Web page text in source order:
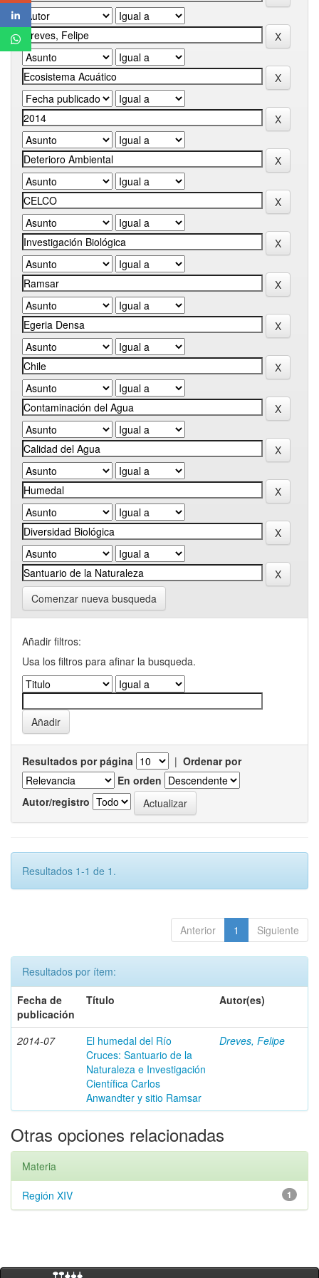
Comenzar nueva busqueda
Añadir filtros:
Usa los filtros para afinar la busqueda.
Resultados por página | Ordenar por
En orden
Autor/registro
Resultados 1-1 de 1.
Anterior 1 Siguiente
Resultados por ítem:
Fecha de
publicación
Título Autor(es)
2014-07
El humedal del Río
Cruces: Santuario de la
Naturaleza e Investigación
Científica Carlos
Anwandter y sitio Ramsar
Dreves, Felipe
Otras opciones relacionadas
Materia
1
Región XIV